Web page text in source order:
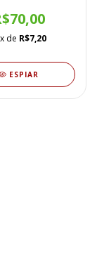
x de R$7,20
ESPIAR